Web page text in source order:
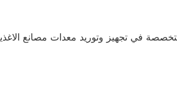
في تجهيز وتوريد معدات مصانع